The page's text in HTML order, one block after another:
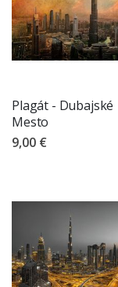
Plagát - Dubajské
Mesto
9,00 €